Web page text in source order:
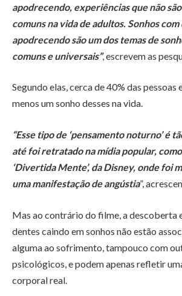
apodrecendo, experiências que não
comuns na vida de adultos. Sonhos
apodrecendo são um dos temas de
comuns e universais”, escrevem as
Segundo elas, cerca de 40% das
menos um sonho desses na vida.
“Esse tipo de ‘pensamento noturno’ é
até foi retratado na mídia popular,
‘Divertida Mente’, da Disney, onde foi
uma manifestação de angústia”,
Mas ao contrário do filme, a descoberta
dentes caindo em sonhos não estão
alguma ao sofrimento, tampouco com
psicológicos, e podem apenas refletir
corporal real.